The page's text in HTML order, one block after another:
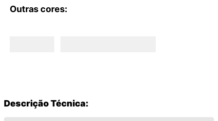
Outras cores:
Descrição Técnica: